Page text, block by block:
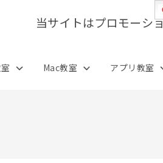
当サイトはプロモーシ
Mac教室 アプリ教室